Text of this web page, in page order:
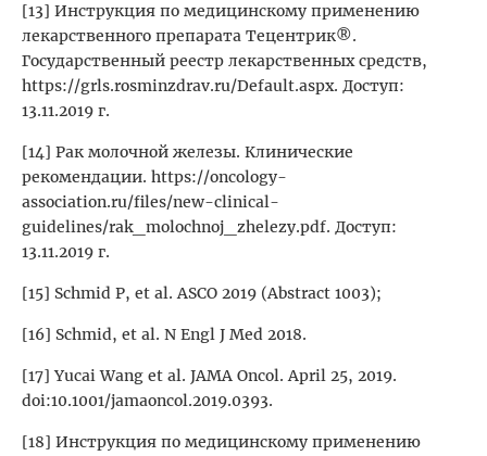
[13] Инструкция по медицинскому применению
лекарственного препарата Тецентрик®.
Государственный реестр лекарственных средств,
https://grls.rosminzdrav.ru/Default.aspx. Доступ:
13.11.2019 г.
[14] Рак молочной железы. Клинические
рекомендации. https://oncology-
association.ru/files/new-clinical-
guidelines/rak_molochnoj_zhelezy.pdf. Доступ:
13.11.2019 г.
[15] Schmid P, et al. ASCO 2019 (Abstract 1003);
[16] Schmid, et al. N Engl J Med 2018.
[17] Yucai Wang et al. JAMA Oncol. April 25, 2019.
doi:10.1001/jamaoncol.2019.0393.
[18] Инструкция по медицинскому применению